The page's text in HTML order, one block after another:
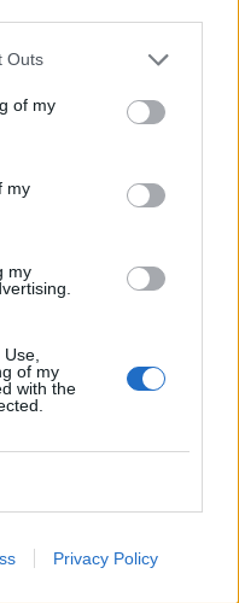
Outs
of my
my
my
of my
with the
Privacy Policy
Tristán
la concesión de
crédito
celebró para dar
ERASMUS PLUS en
de
el 20 de
la Audiencia de
en la que se
con la función
de tender hacia una
de Canarias